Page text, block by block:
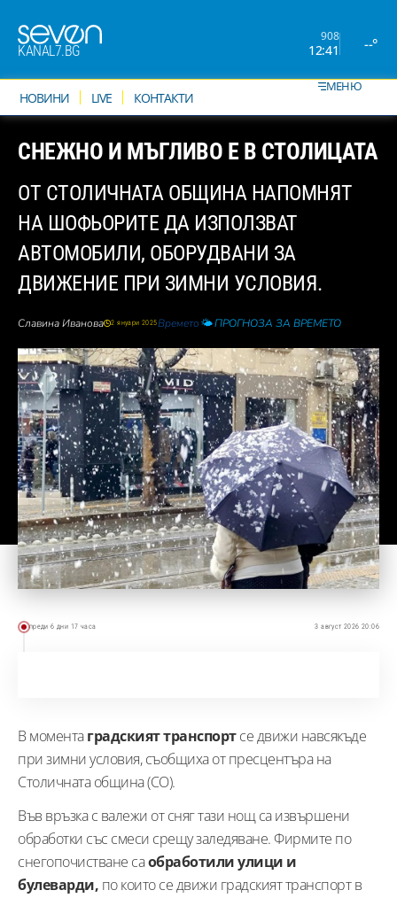
KANAL7.BG
908
12:41 --°
НОВИНИ LIVE КОНТАКТИ
МЕНЮ
СНЕЖНО И МЪГЛИВО Е В СТОЛИЦАТА
ОТ СТОЛИЧНАТА ОБЩИНА НАПОМНЯТ
НА ШОФЬОРИТЕ ДА ИЗПОЛЗВАТ
АВТОМОБИЛИ, ОБОРУДВАНИ ЗА
ДВИЖЕНИЕ ПРИ ЗИМНИ УСЛОВИЯ.
Славина Иванова 2 януари 2025Времето🌤️ ПРОГНОЗА ЗА ВРЕМЕТО
преди 6 дни 17 часа 3 август 2026 20:06
В моментаградският транспортсе движи навсякъде
при зимни условия, съобщиха от пресцентъра на
Столичната община (СО).
Във връзка с валежи от сняг тази нощ са извършени
обработки със смеси срещу заледяване. Фирмите по
снегопочистване саобработили улици и
булеварди, по които се движи градският транспорт в